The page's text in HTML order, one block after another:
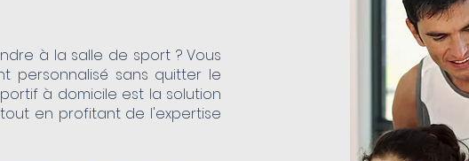
à la salle de sport ? Vous
personnalisé sans quitter le
à domicile est la solution
en profitant de l'expertise